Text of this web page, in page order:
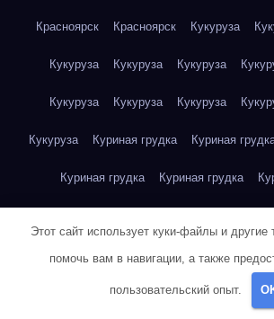
Красноярск Красноярск Кукуруза
Кукуруза Кукуруза Кукуруза
Кукуруза Кукуруза Кукуруза
Кукуруза Куриная грудка Куриная
Куриная грудка Куриная грудка
Куриная грудка Куриная грудка
Куриная грудка Куриная грудка
Этот сайт использует куки-файлы и другие
помочь вам в навигации, а также
пользовательский опыт.